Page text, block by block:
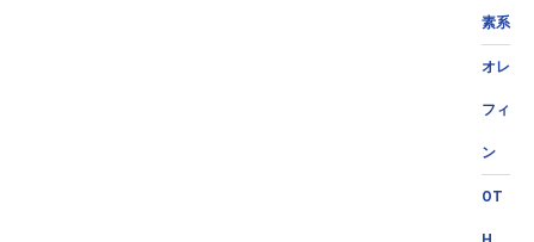
素系
オレ
フィ
ン
OT